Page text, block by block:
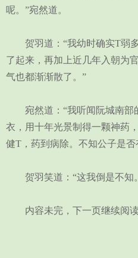
呢。”宛然道。
贺羽道：“我幼时确实T弱多
了起来，再加上近几年入朝为
气也都渐渐散了。”
宛然道：“我听闻阮城南部
衣，用十年光景制得一颗神药
健T，药到病除。不知公子是否
贺羽笑道：“这我倒是不知
内容未完，下一页继续阅